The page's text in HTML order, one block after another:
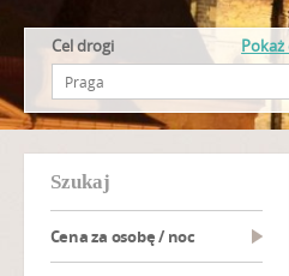
Cel drogi
szukaj
Cena za osobę / noc